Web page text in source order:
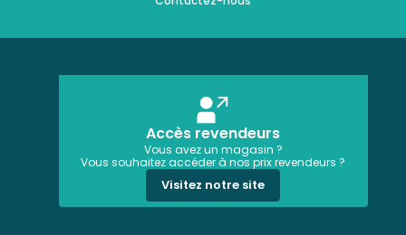
Accès revendeurs
Vous avez un magasin ?
Vous souhaitez accéder à nos prix revendeurs ?
Visitez notre site